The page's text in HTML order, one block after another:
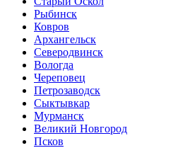
Рыбинск
Ковров
Архангельск
Северодвинск
Вологда
Череповец
Петрозаводск
Сыктывкар
Мурманск
Великий Новгород
Псков